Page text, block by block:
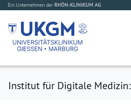
Ein Unternehmen der RHÖN-KLINIKUM AG
Institut für Digitale Medizin: